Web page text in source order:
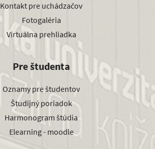
Kontakt pre uchádzačov
Fotogaléria
Virtuálna prehliadka
Pre študenta
Oznamy pre študentov
Študijný poriadok
Harmonogram štúdia
Elearning - moodle